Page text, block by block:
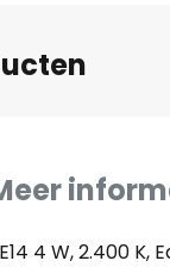
4 W, 2.400 K,